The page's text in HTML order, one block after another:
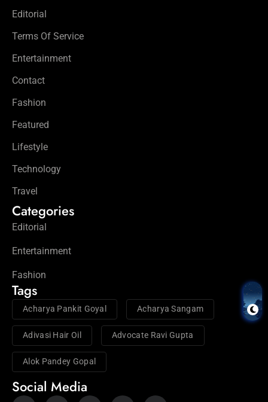
Editorial
Terms Of Service
Entertainment
Contact
Fashion
Featured
Lifestyle
Technology
Travel
Categories
Editorial
Entertainment
Fashion
Tags
Acharya Pankit Goyal Acharya Sangam
Adivasi Hair Oil Advocate Ravi Gupta
Alok Pandey Gopal
Social Media